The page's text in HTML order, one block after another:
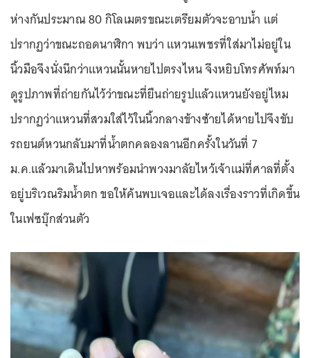
ห่างกันประมาณ 80 กิโลเมตรขณะเตรียมตัวจะอาบน้ำ แต่
ปรากฏว่าขณะถอดนาฬิกา พบว่า แหวนเพชรที่ใส่มาไม่อยู่ใน
นิ้วมือจึงนั่งนึกว่าแหวนนั้นหายไปตรงไหน จึงหยิบโทรศัพท์มา
ดูรูปภาพที่ถ่ายกันไว้ว่าขณะที่ยืนถ่ายรูปแล้วแหวนยังอยู่ไหม
ปรากฏว่าแหวนที่สวมใส่ไว้ในนิ้วกลางข้างซ้ายได้หายไปจึงขับ
รถยนต์หวนกลับมาที่น้ำตกคลองลานอีกครั้งในวันที่ 7
ม.ค.แล้วมาเดินไปหาพร้อมนำพวงมาลัยไหว้เจ้าแม่ที่ศาลที่ตั้ง
อยู่บริเวณริมน้ำตก ขอให้ค้นพบเจอและได้ลงเรื่องราวที่เกิดขึ้น
ในเฟซบุ๊กส่วนตัว